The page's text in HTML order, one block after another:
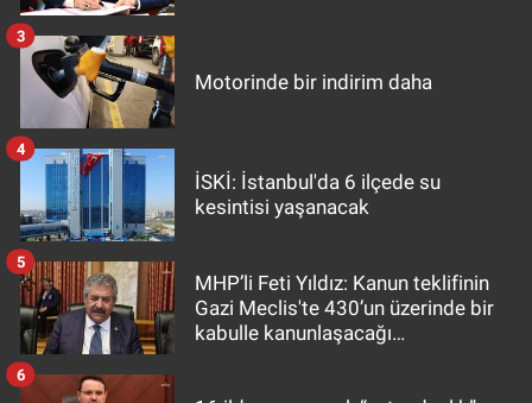
Motorinde bir indirim daha
3
İSKİ: İstanbul'da 6 ilçede su
kesintisi yaşanacak
4
MHP’li Feti Yıldız: Kanun teklifinin
Gazi Meclis'te 430’un üzerinde bir
kabulle kanunlaşacağı
5
6